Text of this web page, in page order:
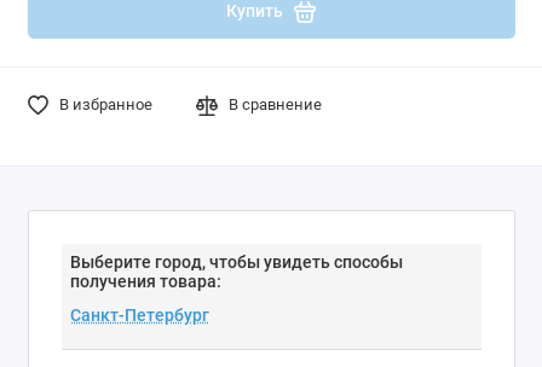
Купить
В избранное В сравнение
Выберите город, чтобы увидеть способы
получения товара: